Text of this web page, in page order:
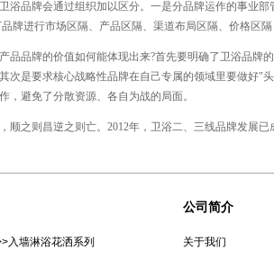
浴品牌会通过组织加以区分。一是分品牌运作的事业
牌进行市场区隔、产品区隔、渠道布局区隔、价格区
品牌的价值如何能体现出来?首先要明确了卫浴品牌
次是要求核心战略性品牌在自己专属的领域里要做好"
，避免了分散资源、各自为战的局面。
之则昌逆之则亡。2012年，卫浴二、三线品牌发展已
公司简介
入墙淋浴花洒系列 关于我们